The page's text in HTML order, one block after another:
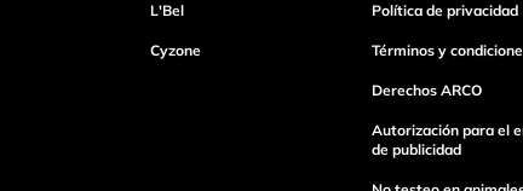
Dirección de email
L'Bel
Cyzone
Política de privacidad
Términos y
Derechos ARCO
Autorización para el
de publicidad